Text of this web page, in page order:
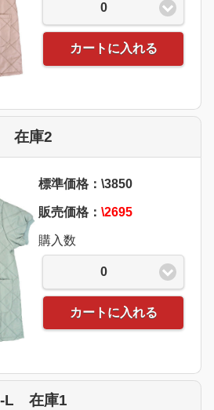
0
カートに入れる
在庫2
標準価格：\3850
販売価格： \2695
購入数
0
カートに入れる
L 在庫1